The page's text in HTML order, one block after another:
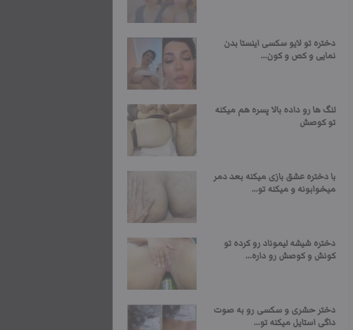
دختره تو لایو سکسی اینستا بدن
نمایی و کص و کون...
لنگ ها رو داده بالا پسره هم میکنه
تو کوصش
با دختره عشق بازی میکنه بعد دمر
میخوابونه و میکنه تو...
دختره شیشه لیموناد رو کرده تو
کونش و کوصش رو داره...
دختر حشری و سکسی رو به صوت
داگی استایل میکنه تو...